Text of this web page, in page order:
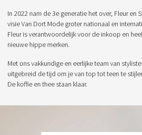
In 2022 nam de 3e generatie het over, Fleur en
visie Van Dort Mode groter nationaal en
Fleur is verantwoordelijk voor de inkoop en
nieuwe hippe merken.
Met ons vakkundige en eerlijke team van
uitgebreid de tijd om je van top tot teen te
De koffie en thee staan klaar.